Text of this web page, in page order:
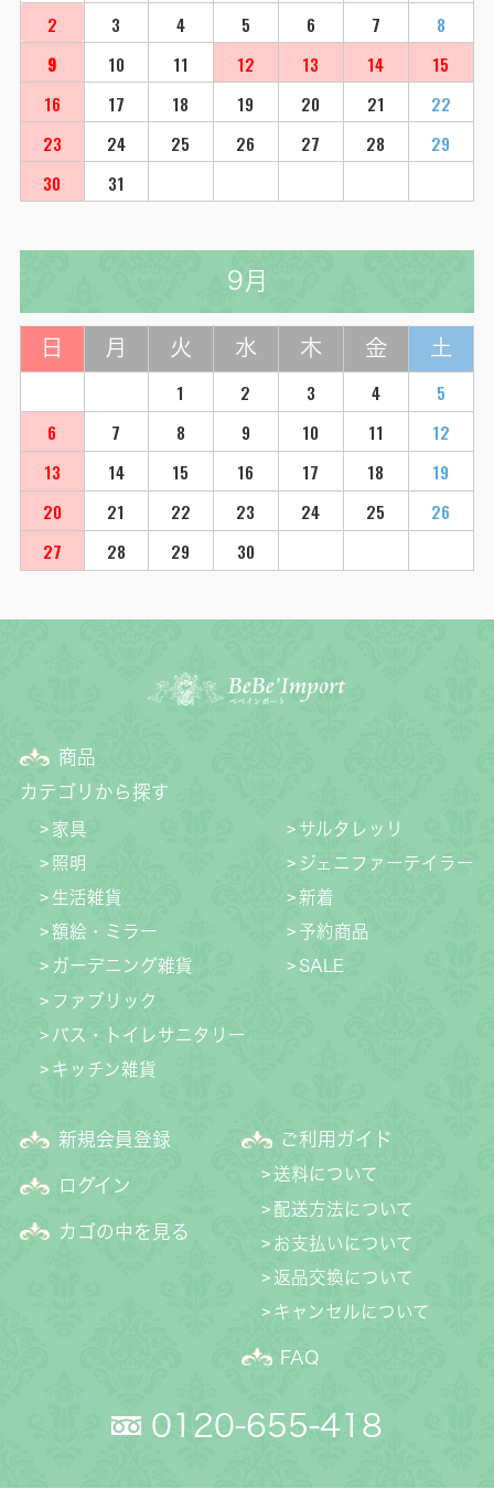
2
3 4 5 6 7
8
9
10 11 12 13 14
15
16
17 18 19 20 21
22
23
24 25 26 27 28
29
30
31
9月
日 月 火 水 木 金 土
1 2 3 4
5
6
7 8 9 10 11
12
13
14 15 16 17 18
19
20
21 22 23 24 25
26
27
28 29 30
商品
カテゴリから探す
家具
照明
生活雑貨
額絵・ミラー
ガーデニング雑貨
ファブリック
バス・トイレサニタリー
キッチン雑貨
サルタレッリ
ジェニファーテイラー
新着
予約商品
SALE
新規会員登録
ログイン
カゴの中を見る
ご利用ガイド
送料について
配送方法について
お支払いについて
返品交換について
キャンセルについて
FAQ
0120-655-418